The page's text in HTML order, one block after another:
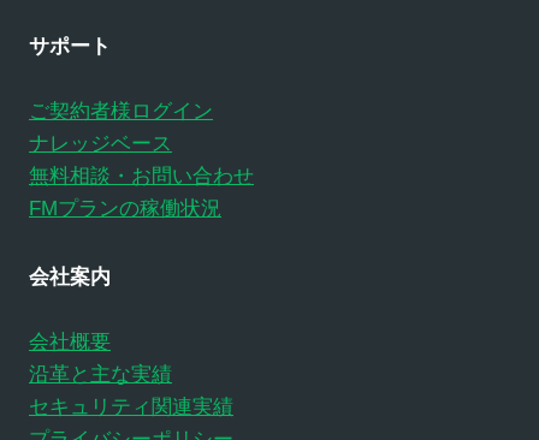
サポート
ご契約者様ログイン
ナレッジベース
無料相談・お問い合わせ
FMプランの稼働状況
会社案内
会社概要
沿革と主な実績
セキュリティ関連実績